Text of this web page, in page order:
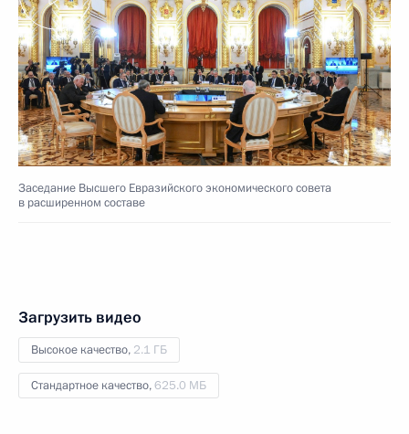
Заседание Высшего Евразийского экономического совета
в расширенном составе
Загрузить видео
Высокое качество, 2.1 ГБ
Стандартное качество,625.0 МБ